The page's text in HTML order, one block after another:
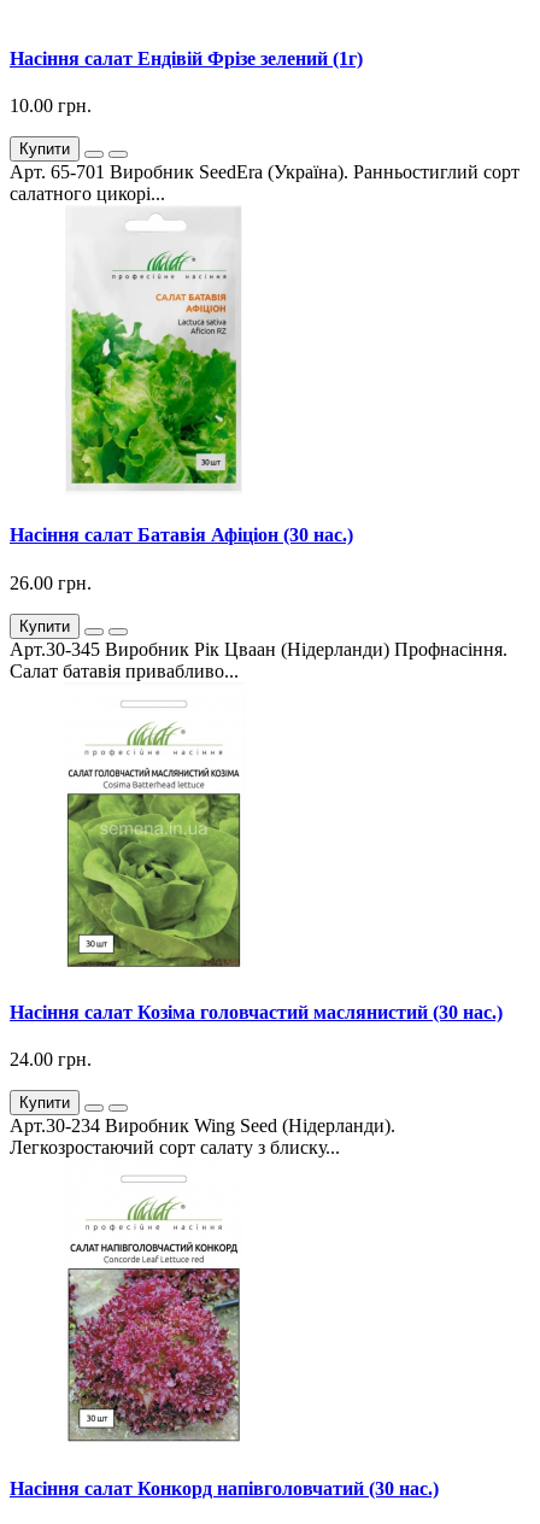
Насіння салат Ендівій Фрізе зелений (1г)
10.00 грн.
Купити
Арт. 65-701 Виробник SeedEra (Україна). Ранньостиглий сорт
салатного цикорі...
Насіння салат Батавія Афіціон (30 нас.)
26.00 грн.
Купити
Арт.30-345 Виробник Рік Цваан (Нідерланди) Профнасіння.
Салат батавія привабливо...
Насіння салат Козіма головчастий маслянистий (30 нас.)
24.00 грн.
Купити
Арт.30-234 Виробник Wing Seed (Нідерланди).
Легкозростаючий сорт салату з блиску...
Насіння салат Конкорд напівголовчатий (30 нас.)